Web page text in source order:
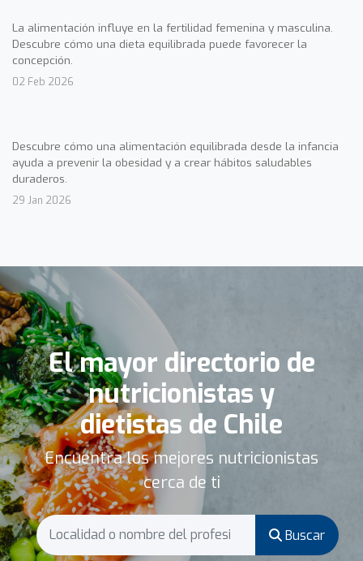
La alimentación influye en la fertilidad femenina y masculina.
Descubre cómo una dieta equilibrada puede favorecer la
concepción.
02 Feb 2026
Descubre cómo una alimentación equilibrada desde la infancia
ayuda a prevenir la obesidad y a crear hábitos saludables
duraderos.
29 Jan 2026
El mayor directorio de
nutricionistas y
dietistas de Chile
Encuentra los mejores nutricionistas
cerca de ti
Buscar